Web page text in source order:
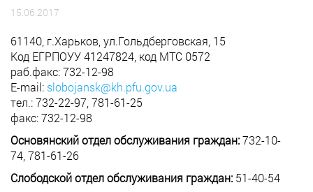
15.06.2017
61140, г.Харьков, ул.Гольдберговская, 15
Код ЕГРПОУУ 41247824, код МТС 0572
раб.факс: 732-12-98
E-mail: slobojansk@kh.pfu.gov.ua
тел.: 732-22-97, 781-61-25
факс: 732-12-98
Основянский отдел обслуживания граждан:732-10-
74, 781-61-26
Слободской отдел обслуживания граждан: 51-40-54